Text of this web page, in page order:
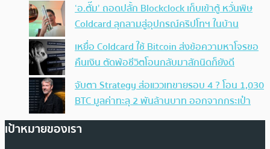
‘อ.ตั๊ม’ ถอดปลั้ก Blockclock เก็บเข้าตู้ หวั่นพิษ
Coldcard ลุกลามสู่อุปกรณ์คริปโทฯ ในบ้าน
เหยื่อ Coldcard ใช้ Bitcoin ส่งข้อความหาโจรขอ
คืนเงิน ตัดพ้อชีวิตโอนกลับมาสักนิดก็ยังดี
จับตา Strategy ส่อแววเทขายรอบ 4 ? โอน 1,030
BTC มูลค่าทะลุ 2 พันล้านบาท ออกจากกระเป๋า
เป้าหมายของเรา